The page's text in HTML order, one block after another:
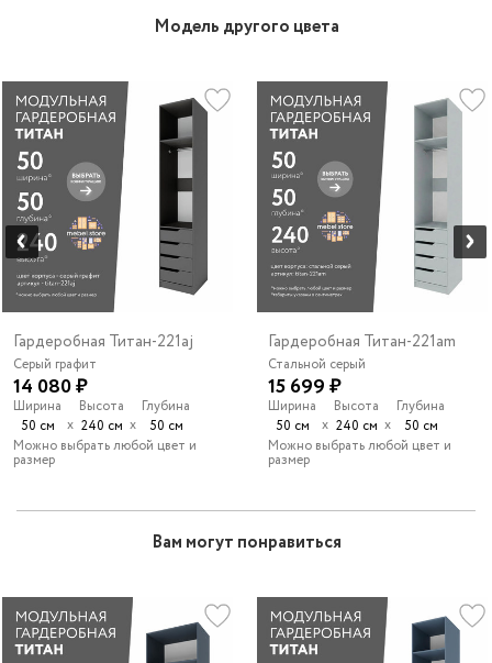
Модель другого цвета
Гардеробная Титан-221aj
Серый графит
14 080 ₽
Ширина
50 см
х
Высота
240 см х
Глубина
50 см
Можно выбрать любой цвет и
размер
Гардеробная Титан-221am
Стальной серый
15 699 ₽
Ширина
50 см
х
Высота
240 см х
Глубина
50 см
Можно выбрать любой цвет и
размер
Вам могут понравиться